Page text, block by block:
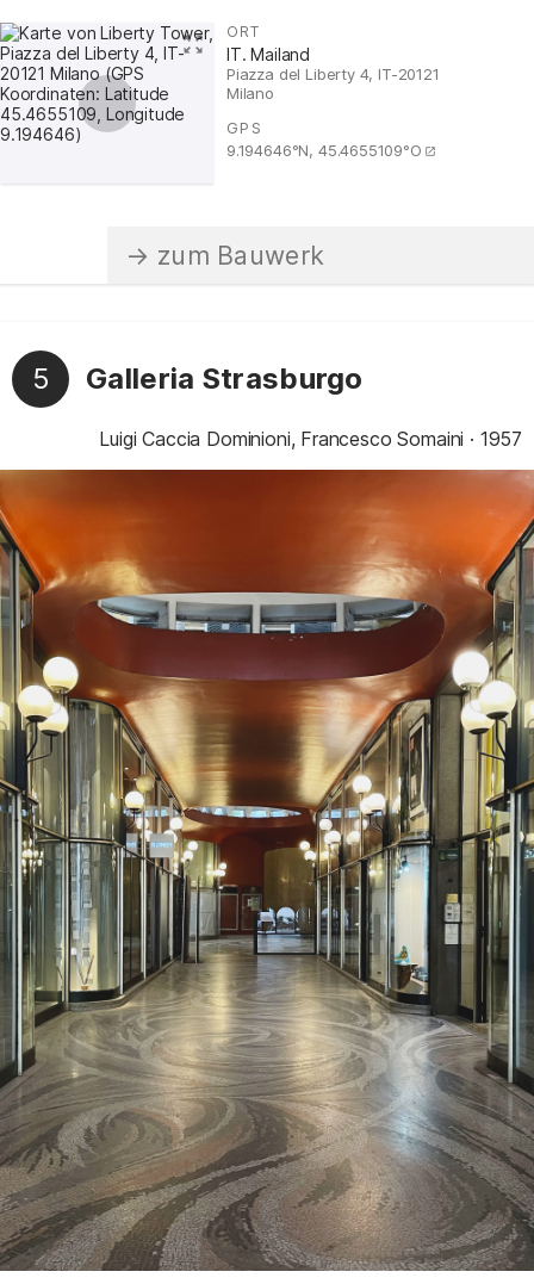
ORT
IT. Mailand
Piazza del Liberty 4, IT-20121
Milano
GPS
9.194646°N, 45.4655109°O
5 Galleria Strasburgo
Luigi Caccia Dominioni, Francesco Somaini 1957